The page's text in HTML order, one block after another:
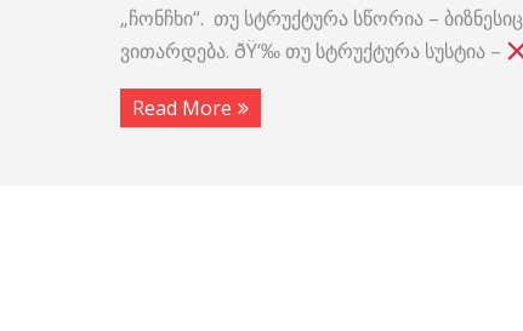
„ჩონჩხი“. თუ სტრუქტურა სწორია –
ვითარდება. ðŸ‘‰ თუ სტრუქტურა სუსტია –
Read More